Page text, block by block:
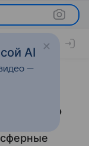
по
AI
—